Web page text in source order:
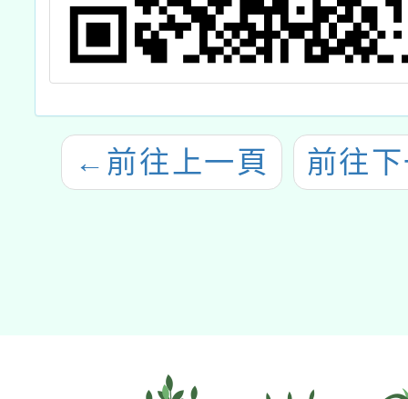
← 前往上一頁 前往